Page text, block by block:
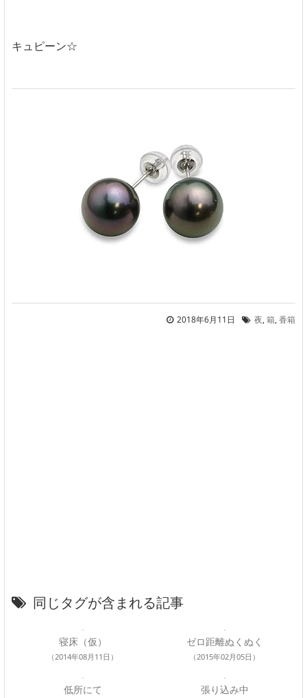
キュピーン☆
2018年6月11日 夜,箱,香箱
同じタグが含まれる記事
寝床（仮）
（2014年08月11日）
ゼロ距離ぬくぬく
（2015年02月05日）
低所にて 張り込み中